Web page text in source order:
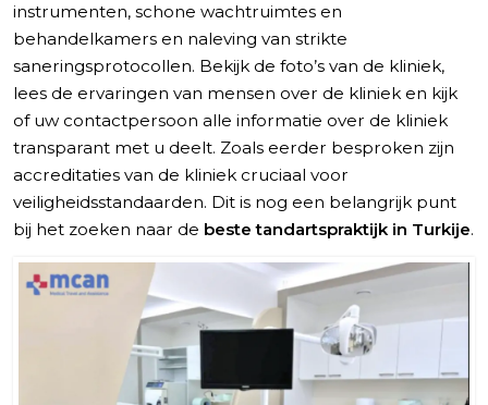
instrumenten, schone wachtruimtes en
behandelkamers en naleving van strikte
saneringsprotocollen. Bekijk de foto’s van de kliniek,
lees de ervaringen van mensen over de kliniek en kijk
of uw contactpersoon alle informatie over de kliniek
transparant met u deelt. Zoals eerder besproken zijn
accreditaties van de kliniek cruciaal voor
veiligheidsstandaarden. Dit is nog een belangrijk punt
bij het zoeken naar de beste tandartspraktijk in Turkije.